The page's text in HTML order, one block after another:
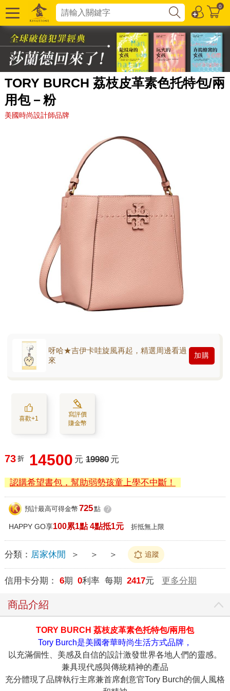
0
TORY BURCH 荔枝皮革素色托特包/兩
用包－粉
美國時尚設計師品牌
呀哈★吉伊卡哇旋風再起，精選周邊看過
來
加購
喜歡+1
寫評價
賺金幣
73 折 14500 元 19980 元
認購希望書包，幫助弱勢孩童上學不中斷！
預計最高可得金幣 725點 ?
HAPPY GO享100累1點 4點抵1元 折抵無上限
分類： 居家休閒 ＞ ＞ ＞ 追蹤
信用卡分期： 6期 0利率 每期 2417元 更多分期
商品介紹
TORY BURCH 荔枝皮革素色托特包/兩用包
Tory Burch是美國奢華時尚生活方式品牌，
以充滿個性、美感及自信的設計激發世界各地人們的靈感。
兼具現代感與傳統精神的產品
充分體現了品牌執行主席兼首席創意官Tory Burch的個人風格